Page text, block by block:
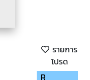
รายการ
โปรด
R